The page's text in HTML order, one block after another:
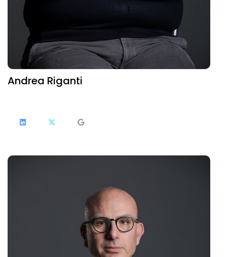
Andrea Riganti